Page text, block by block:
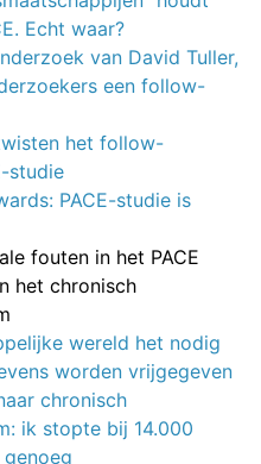
Echt waar?
van David Tuller,
een follow-
het follow-
studie
PACE-studie is
fouten in het PACE
het chronisch
wereld het nodig
worden vrijgegeven
chronisch
ik stopte bij 14.000